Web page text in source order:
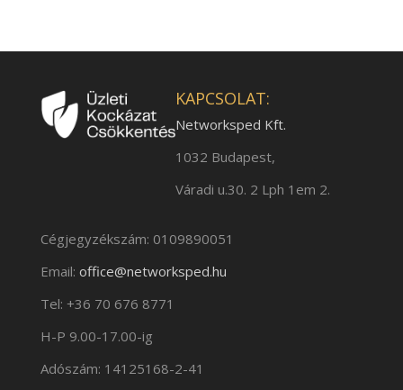
KAPCSOLAT:
Networksped Kft.
1032 Budapest,
Váradi u.30. 2 Lph 1em 2.
Cégjegyzékszám: 0109890051
Email: office@networksped.hu
Tel: +36 70 676 8771
H-P 9.00-17.00-ig
Adószám: 14125168-2-41